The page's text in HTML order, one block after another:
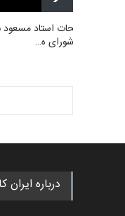
توضیحات استاد مسعود
عضو شورای ه…
درباره ایران